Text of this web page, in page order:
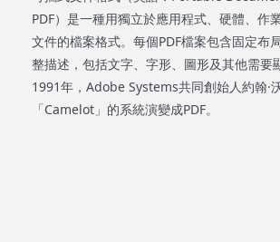
PDF）是一種用獨立於應用程式、硬體、作
文件的檔案格式。每個PDF檔案包含固定布
整描述，包括文字、字形、圖形及其他需要
1991年，Adobe Systems共同創始人約翰·
「Camelot」的系統演變成PDF。